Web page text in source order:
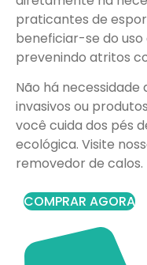
praticantes de
beneficiar-se do
prevenindo atritos
Não há
invasivos ou
você cuida dos pés
ecológica. Visite
removedor de calos.
COMPRAR AGORA